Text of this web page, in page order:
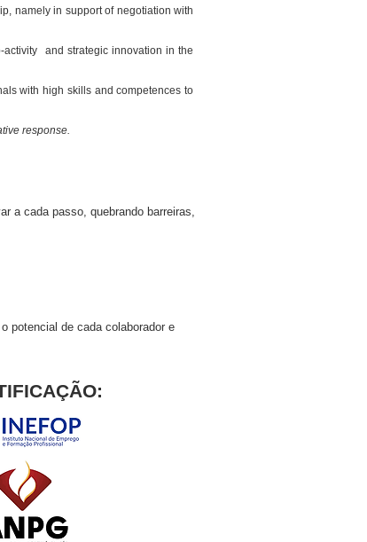
namely in support of negotiation with
activity
and strategic innovation in the
with high skills and competences to
response.
a cada passo, quebrando barreiras,
potencial de cada colaborador e